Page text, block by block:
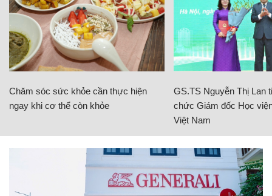
Chăm sóc sức khỏe cần thực hiện
ngay khi cơ thể còn khỏe
GS.TS Nguyễn Thị Lan
chức Giám đốc Học
Việt Nam